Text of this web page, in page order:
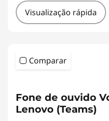
Visualização rápida
Comparar
Fone de ouvido
Lenovo (Teams)